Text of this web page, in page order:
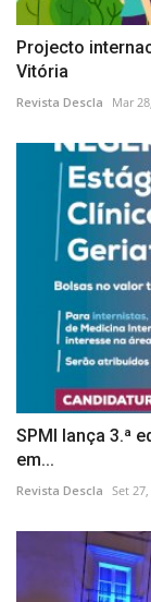
Projecto
Vitória
Revista Descla Mar
SPMI lança 3.ª
em...
Revista Descla Set